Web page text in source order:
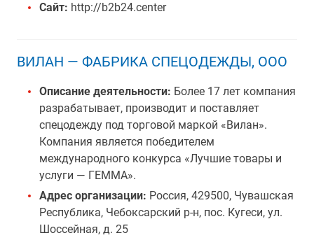
Сайт: http://b2b24.center
ВИЛАН — ФАБРИКА СПЕЦОДЕЖДЫ, ООО
Описание деятельности: Более 17 лет компания
разрабатывает, производит и поставляет
спецодежду под торговой маркой «Вилан».
Компания является победителем
международного конкурса «Лучшие товары и
услуги — ГЕММА».
Адрес организации: Россия, 429500, Чувашская
Республика, Чебоксарский р-н, пос. Кугеси, ул.
Шоссейная, д. 25